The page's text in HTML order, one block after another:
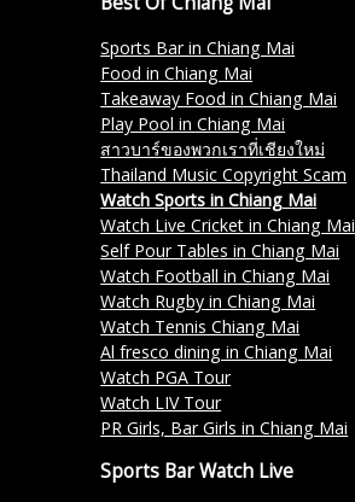
Sports Bar in Chiang Mai
Food in Chiang Mai
Takeaway Food in Chiang Mai
Play Pool in Chiang Mai
สาวบาร์ของพวกเราที่เชียงใหม่
Thailand Music Copyright Scam
Watch Sports in Chiang Mai
Watch Live Cricket in Chiang Mai
Self Pour Tables in Chiang Mai
Watch Football in Chiang Mai
Watch Rugby in Chiang Mai
Watch Tennis Chiang Mai
Al fresco dining in Chiang Mai
Watch PGA Tour
Watch LIV Tour
PR Girls, Bar Girls in Chiang Mai
Sports Bar Watch Live